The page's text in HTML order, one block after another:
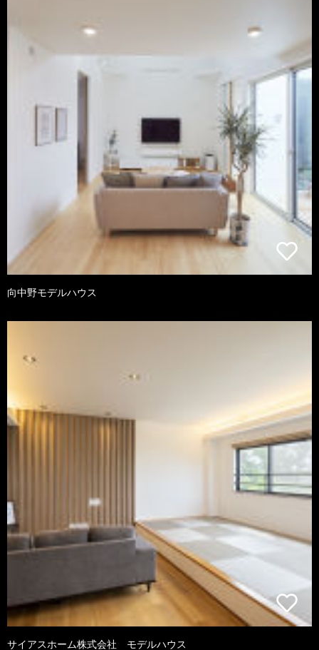
向中野モデルハウス
サイアスホーム株式会社 モデルハウス